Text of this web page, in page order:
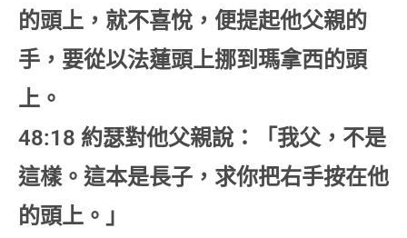
的頭上，就不喜悅，便提起他父親的
手，要從以法蓮頭上挪到瑪拿西的頭
上。
48:18 約瑟對他父親說：「我父，不是
這樣。這本是長子，求你把右手按在他
的頭上。」